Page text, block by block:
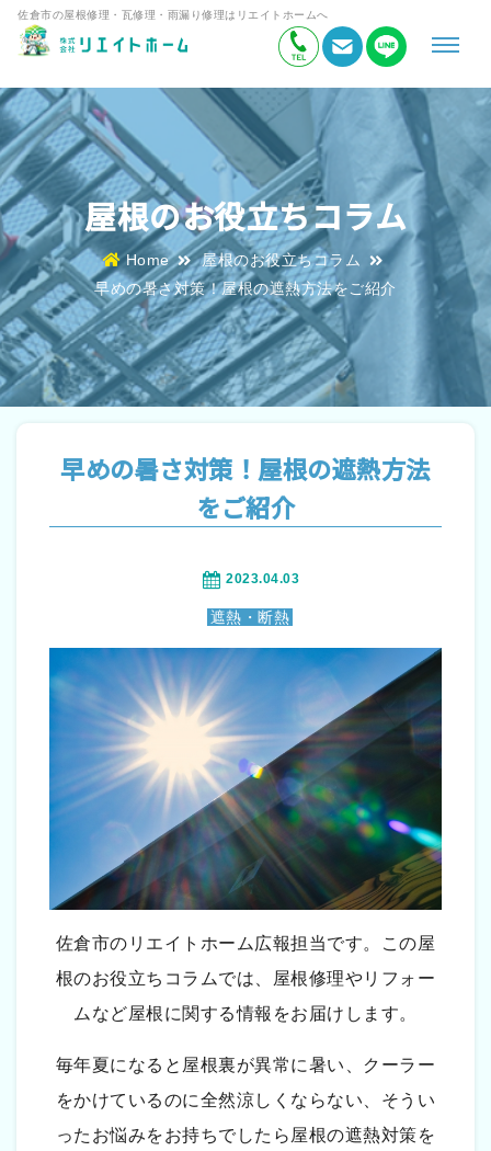
佐倉市の屋根修理・瓦修理・雨漏り修理はリエイトホームへ
屋根のお役立ちコラム
Home
屋根のお役立ちコラム
早めの暑さ対策！屋根の遮熱方法をご紹介
早めの暑さ対策！屋根の遮熱方法
をご紹介
2023.04.03
遮熱・断熱
佐倉市のリエイトホーム広報担当です。この屋
根のお役立ちコラムでは、屋根修理やリフォー
ムなど屋根に関する情報をお届けします。
毎年夏になると屋根裏が異常に暑い、クーラー
をかけているのに全然涼しくならない、そうい
ったお悩みをお持ちでしたら屋根の遮熱対策を